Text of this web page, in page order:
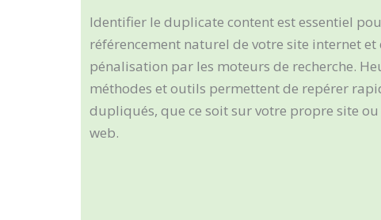
Identifier le duplicate content est essentiel
référencement naturel de votre site internet et
pénalisation par les moteurs de recherche.
méthodes et outils permettent de repérer
dupliqués, que ce soit sur votre propre site ou
web.